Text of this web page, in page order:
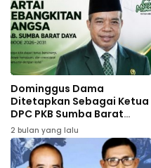
Dominggus Dama
Ditetapkan Sebagai Ketua
DPC PKB Sumba Barat
Daya: Semua Kader Harus
Solid dan Tegak Lurus
2 bulan yang lalu